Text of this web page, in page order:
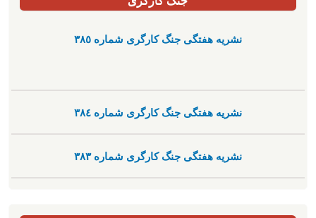
نشریە هفتگی جنگ کارگری شمارە ٣٨٥
نشریە هفتگی جنگ کارگری شمارە ٣٨٤
نشریە هفتگی جنگ کارگری شمارە ٣٨٣